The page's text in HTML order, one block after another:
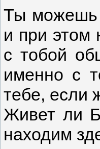
Ты можешь
и при этом
с тобой
именно с
тебе, если
Живет ли
находим